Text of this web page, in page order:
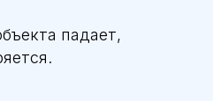
падает,